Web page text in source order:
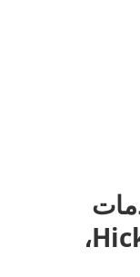
الأخرى في Hickory Creek،